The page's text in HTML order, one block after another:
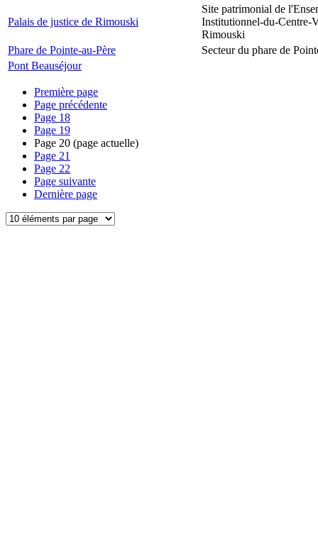
Palais de justice de Rimouski
Site patrimonial de
Institutionnel-du-Centre-
Rimouski
Phare de Pointe-au-Père
Secteur du phare de
Pont Beauséjour
Première page
Page précédente
Page 18
Page 19
Page 20 (page actuelle)
Page 21
Page 22
Page suivante
Dernière page